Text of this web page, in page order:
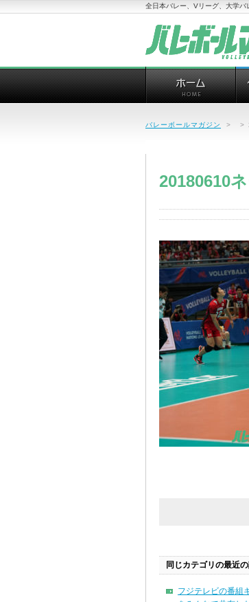
全日本バレー、Vリーグ、大学
バレーボールマガジン > >
20180610
同じカテゴリの最近
フジテレビの番組